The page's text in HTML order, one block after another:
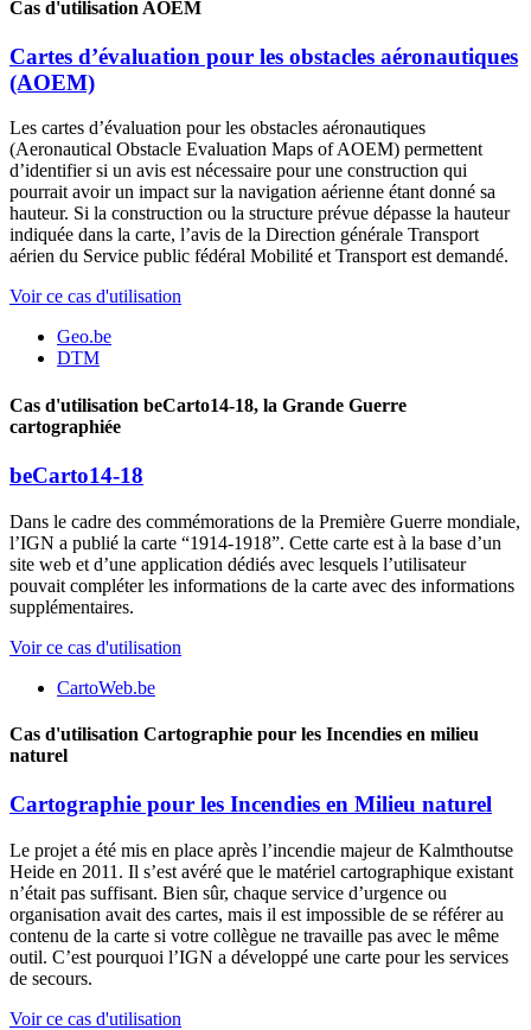
Cas d'utilisation AOEM
Cartes d’évaluation pour les obstacles aéronautiques
(AOEM)
Les cartes d’évaluation pour les obstacles aéronautiques
(Aeronautical Obstacle Evaluation Maps of AOEM) permettent
d’identifier si un avis est nécessaire pour une construction qui
pourrait avoir un impact sur la navigation aérienne étant donné sa
hauteur. Si la construction ou la structure prévue dépasse la hauteur
indiquée dans la carte, l’avis de la Direction générale Transport
aérien du Service public fédéral Mobilité et Transport est demandé.
Voir ce cas d'utilisation
Geo.be
DTM
Cas d'utilisation beCarto14-18, la Grande Guerre
cartographiée
beCarto14-18
Dans le cadre des commémorations de la Première Guerre mondiale,
l’IGN a publié la carte “1914-1918”. Cette carte est à la base d’un
site web et d’une application dédiés avec lesquels l’utilisateur
pouvait compléter les informations de la carte avec des informations
supplémentaires.
Voir ce cas d'utilisation
CartoWeb.be
Cas d'utilisation Cartographie pour les Incendies en milieu
naturel
Cartographie pour les Incendies en Milieu naturel
Le projet a été mis en place après l’incendie majeur de Kalmthoutse
Heide en 2011. Il s’est avéré que le matériel cartographique existant
n’était pas suffisant. Bien sûr, chaque service d’urgence ou
organisation avait des cartes, mais il est impossible de se référer au
contenu de la carte si votre collègue ne travaille pas avec le même
outil. C’est pourquoi l’IGN a développé une carte pour les services
de secours.
Voir ce cas d'utilisation